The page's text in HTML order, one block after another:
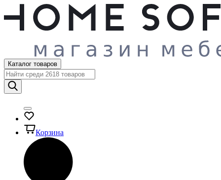
Каталог товаров
Корзина